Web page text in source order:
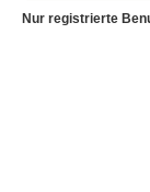
Nur registrierte